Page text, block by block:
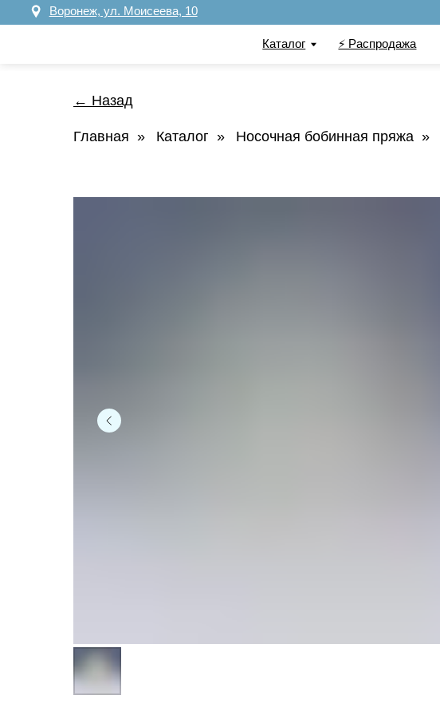
Мелкий
Каталог ⚡️ Распродажа
Воронеж, ул. Моисеева, 10
← Назад
Главная » Каталог » Носочная бобинная пряжа »